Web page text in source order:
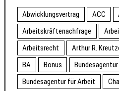
Abwicklungsvertrag ACC
Arbeitskräftenachfrage
Arbeitsrecht
Arthur R.
BA
Bonus
Bundesagentur
Bundesagentur für Arbeit